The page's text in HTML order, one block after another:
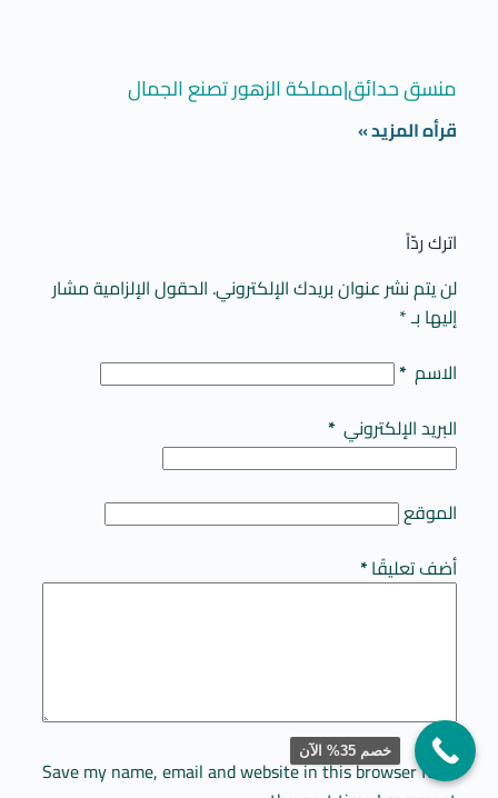
منسق حدائق|مملكة الزهور تصنع الجمال
قرأه المزيد »
اترك ردّاً
لن يتم نشر عنوان بريدك الإلكتروني. الحقول الإلزامية مشار
إليها بـ*
الاسم *
البريد الإلكتروني *
الموقع
أضف تعليقًا*
Save my name, email and website in this browser for
خصم 35% الآن